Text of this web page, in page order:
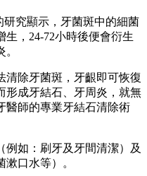
研究顯示，牙菌斑中的細菌
，24-72小時後便會衍生
清除牙菌斑，牙齦即可恢復
形成牙結石、牙周炎，就無
醫師的專業牙結石清除術
例如：刷牙及牙間清潔）及
口水等）。